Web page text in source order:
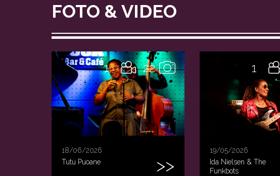
FOTO & VIDEO
22
1
18/06/2026
Tutu Puoane
1
19/05/2026
Ida Nielsen & The
Funkbots